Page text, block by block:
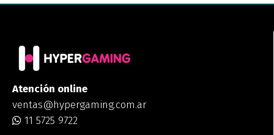
Atención online
ventas@hypergaming.com.ar
11 5725 9722